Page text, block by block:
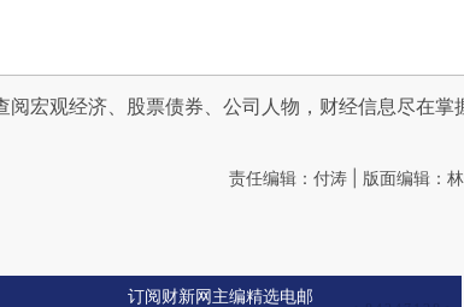
阅宏观经济、股票债券、公司人物，财经信息尽在掌
责任编辑：付涛 | 版面编辑：
订阅财新网主编精选电邮